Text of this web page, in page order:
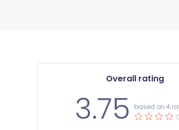
Overall rating
3.75 based on 4